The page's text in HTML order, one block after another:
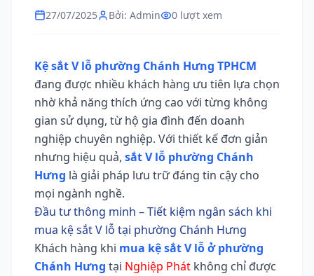
27/07/2025 Bởi: Admin 0 lượt xem
Kệ sắt V lỗ phường Chánh Hưng TPHCM
đang được nhiều khách hàng ưu tiên lựa chọn
nhờ khả năng thích ứng cao với từng không
gian sử dụng, từ hộ gia đình đến doanh
nghiệp chuyên nghiệp. Với thiết kế đơn giản
nhưng hiệu quả, sắt V lỗ phường Chánh
Hưng là giải pháp lưu trữ đáng tin cậy cho
mọi ngành nghề.
Đầu tư thông minh – Tiết kiệm ngân sách khi
mua kệ sắt V lỗ tại phường Chánh Hưng
Khách hàng khi mua kệ sắt V lỗ ở phường
Chánh Hưng tại Nghiệp Phát không chỉ được